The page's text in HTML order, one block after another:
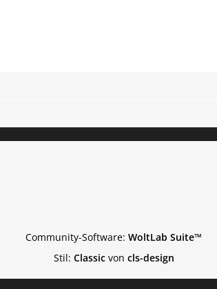
Community-Software: WoltLab Suite™
Stil: Classicvon cls-design